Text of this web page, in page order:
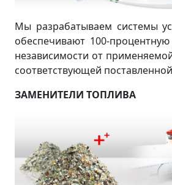
Мы разрабатываем системы
обеспечивают 100-
независимости от
соответствующей
ЗАМЕНИТЕЛИ ТОПЛИВА